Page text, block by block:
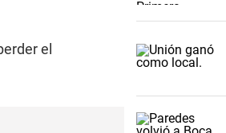
el